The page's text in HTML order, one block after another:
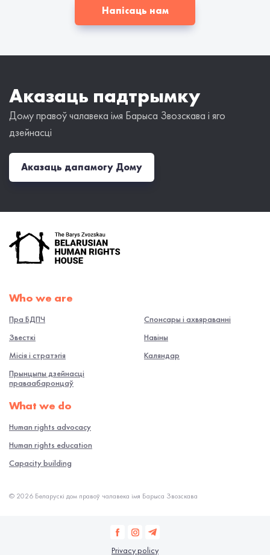
Напісаць нам
Аказаць падтрымку
Дому правоў чалавека імя Барыса Звозскава і яго
дзейнасці
Аказаць дапамогу Дому
Who we are
Пра БДПЧ
Звесткі
Місія і стратэгія
Прынцыпы дзейнасці
праваабаронцаў
Спонсары і ахвяраванні
Навiны
Каляндар
What we do
Human rights advocacy
Human rights education
Capacity building
© 2026 Беларускі дом правоў чалавека імя Барыса Звозскава
Privacy policy